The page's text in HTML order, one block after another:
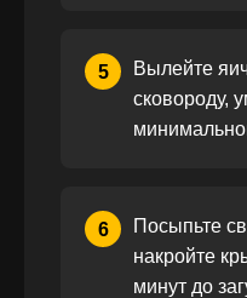
5
Вылейте
сковороду,
6
Посыпьте
накройте
минут до